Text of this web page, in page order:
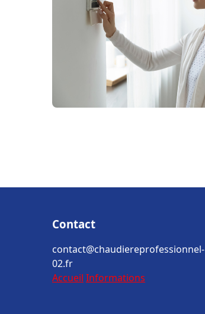
Contact
contact@chaudiereprofessionnel-
02.fr
Accueil Informations